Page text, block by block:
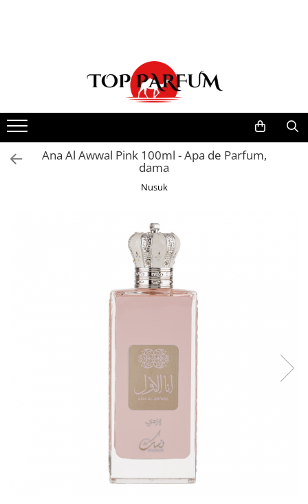
Pachete FEMEI
Pachete BARBATI
Pachete EL si EA
Parfumuri Condimentate
Parfumuri Persistente
Ana Al Awwal Pink 100ml - Apa de Parfum,
dama
Nusuk